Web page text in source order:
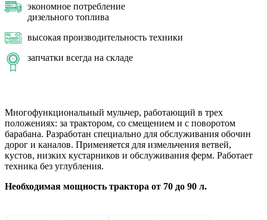
экономное потребление
дизельного топлива
высокая производительность техники
запчатки всегда на складе
Многофункциональный мульчер, работающий в трех
положениях: за трактором, со смещением и с поворотом
барабана. Разработан специально для обслуживания обочин
дорог и каналов. Применяется для измельчения ветвей,
кустов, низких кустарников и обслуживания ферм. Работает
техника без углубления.
Необходимая мощность трактора от 70 до 90 л.